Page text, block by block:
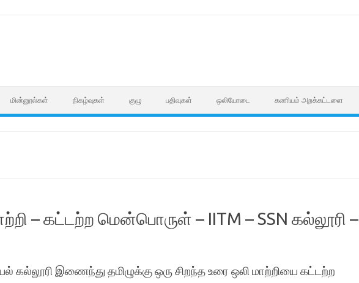
மின்னூல்கள் நிகழ்வுகள் குழு பதிவுகள் ஒலியோடை கணியம் அறக்கட்டளை
– கட்டற்ற மென்பொருள் – IITM – SSN கல்லூரி –
கல்லூரி இணைந்து தமிழுக்கு ஒரு சிறந்த உரை ஒலி மாற்றியை கட்டற்ற